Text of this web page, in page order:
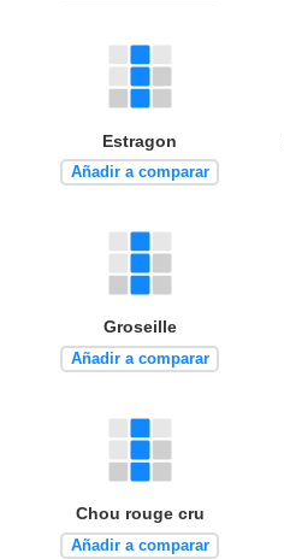
Estragon
Añadir a comparar
Groseille
Añadir a comparar
Chou rouge cru
Añadir a comparar